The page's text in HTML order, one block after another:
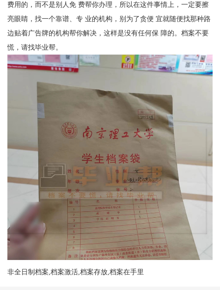
费用的，而不是别人免 费帮你办理，所以在这件事情上，一定要擦
亮眼睛，找一个靠谱、专 业的机构，别为了贪便 宜就随便找那种路
边贴着广告牌的机构帮你解决，这样是没有任何保 障的。档案不要
慌，请找毕业帮。
非全日制档案,档案激活,档案存放,档案在手里